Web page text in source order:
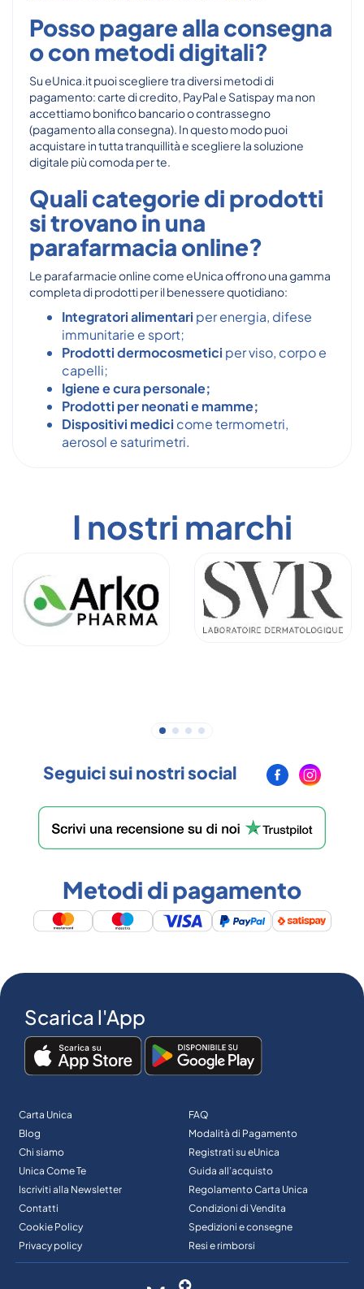
Posso pagare alla consegna
o con metodi digitali?
Su eUnica.it puoi scegliere tra diversi metodi di
pagamento: carte di credito, PayPal e Satispay ma non
accettiamo bonifico bancario o contrassegno
(pagamento alla consegna). In questo modo puoi
acquistare in tutta tranquillità e scegliere la soluzione
digitale più comoda per te.
Quali categorie di prodotti
si trovano in una
parafarmacia online?
Le parafarmacie online come eUnica offrono una gamma
completa di prodotti per il benessere quotidiano:
Integratori alimentari per energia, difese
immunitarie e sport;
Prodotti dermocosmetici per viso, corpo e
capelli;
Igiene e cura personale;
Prodotti per neonati e mamme;
Dispositivi medici come termometri,
aerosol e saturimetri.
I nostri marchi
Seguici sui nostri social
Metodi di pagamento
Scarica l'App
Carta Unica
Blog
Chi siamo
Unica Come Te
Iscriviti alla Newsletter
Contatti
Cookie Policy
Privacy policy
FAQ
Modalità di Pagamento
Registrati su eUnica
Guida all’acquisto
Regolamento Carta Unica
Condizioni di Vendita
Spedizioni e consegne
Resi e rimborsi